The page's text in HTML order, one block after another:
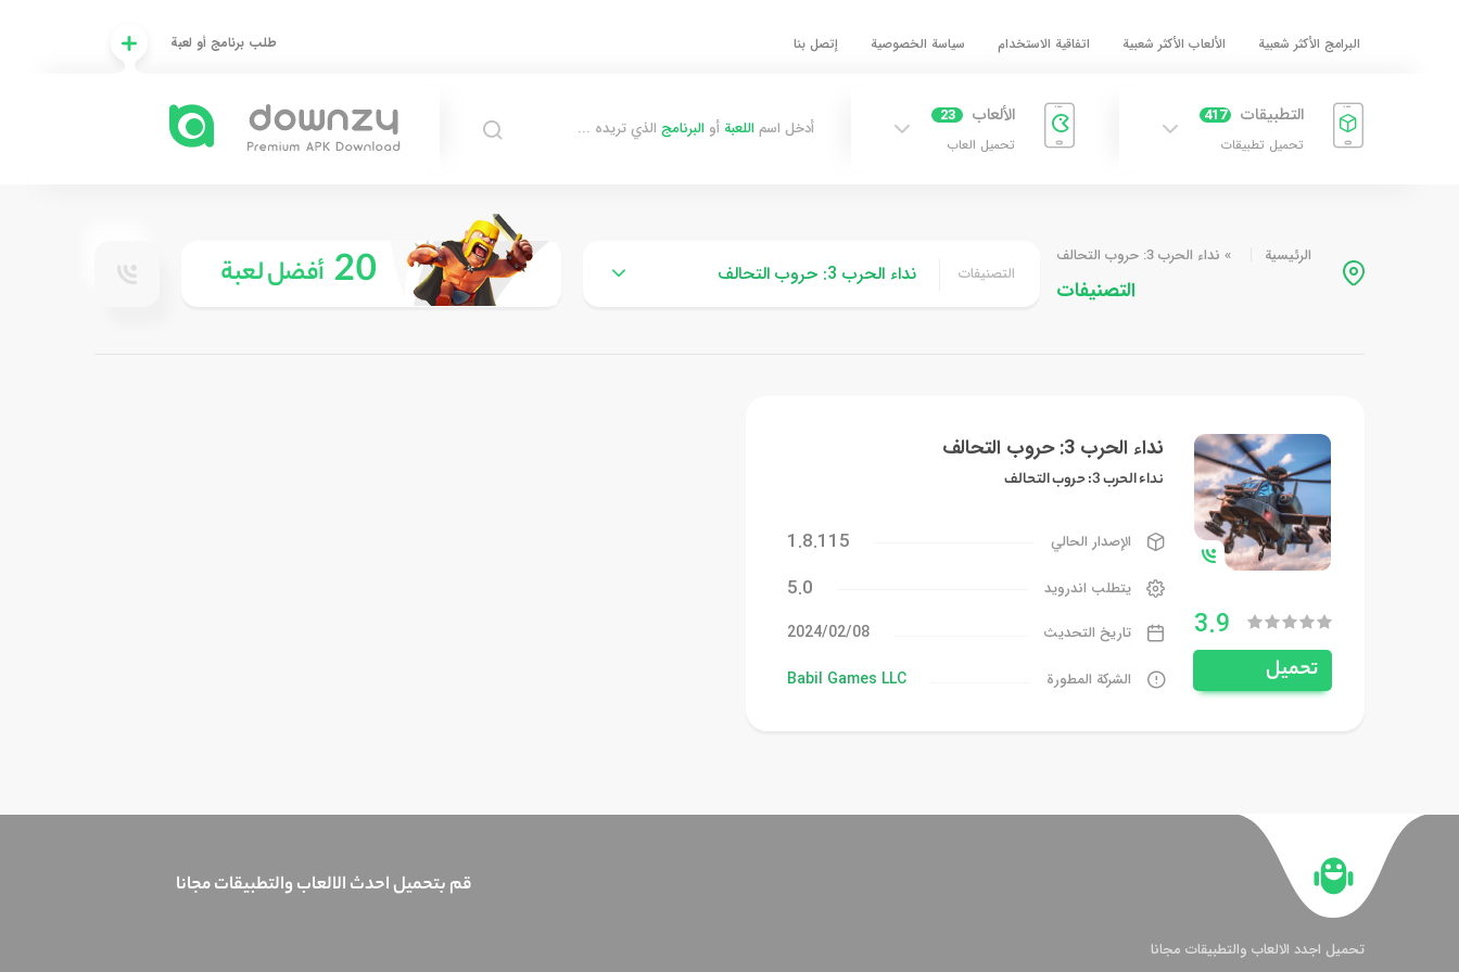
البرامج الأكثر شعبية الألعاب الأكثر شعبية اتفاقية الاستخدام سياسة الخصوصية إتصل بنا طلب برنامج أو لعبة
التطبيقات 417
تحميل تطبيقات
الألعاب 23
تحميل العاب
أدخل اسم اللعبة أو البرنامج الذي تريده ...
الرئيسية » نداء الحرب 3: حروب التحالف
التصنيفات
التصنيفات نداء الحرب 3: حروب التحالف 20 أفضل لعبة
3.9
تحميل
نداء الحرب 3: حروب التحالف
نداء الحرب 3: حروب التحالف
الإصدار الحالي 1.8.115
يتطلب اندرويد 5.0
تاريخ التحديث 08‏/02‏/2024
الشركة المطورة Babil Games LLC
قم بتحميل احدث الالعاب والتطبيقات مجانا
تحميل اجدد الالعاب والتطبيقات مجانا